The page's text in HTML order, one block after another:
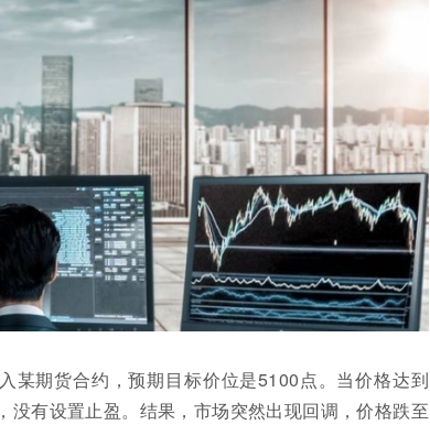
某期货合约，预期目标价位是5100点。当价格达到
有设置止盈。结果，市场突然出现回调，价格跌至